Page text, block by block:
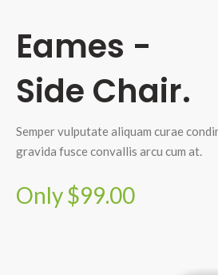
Eames -
Side Chair.
Semper vulputate aliquam curae
gravida fusce convallis arcu cum at.
Only $99.00